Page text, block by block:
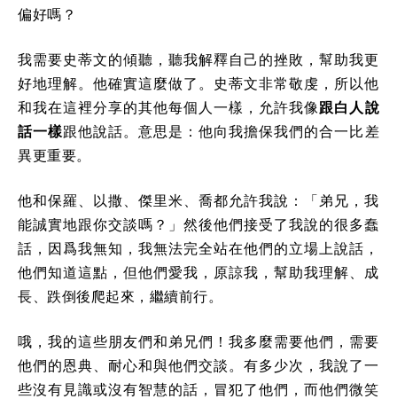
偏好嗎？
我需要史蒂文的傾聽，聽我解釋自己的挫敗，幫助我更
好地理解。他確實這麼做了。史蒂文非常敬虔，所以他
和我在這裡分享的其他每個人一樣，允許我像跟白人說
話一樣跟他說話。意思是：他向我擔保我們的合一比差
異更重要。
他和保羅、以撒、傑里米、喬都允許我說：「弟兄，我
能誠實地跟你交談嗎？」然後他們接受了我說的很多蠢
話，因爲我無知，我無法完全站在他們的立場上說話，
他們知道這點，但他們愛我，原諒我，幫助我理解、成
長、跌倒後爬起來，繼續前行。
哦，我的這些朋友們和弟兄們！我多麼需要他們，需要
他們的恩典、耐心和與他們交談。有多少次，我說了一
些沒有見識或沒有智慧的話，冒犯了他們，而他們微笑